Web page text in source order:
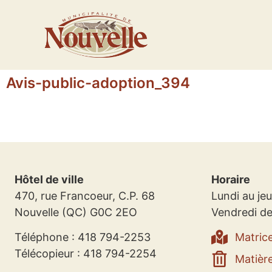
Avis-public-adoption_394
Hôtel de ville
470, rue Francoeur, C.P. 68
Nouvelle (QC) G0C 2EO
Téléphone : 418 794-2253
Télécopieur : 418 794-2254
Horaire
Lundi au
Vendredi